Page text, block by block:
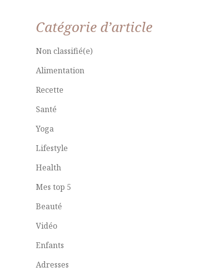
Catégorie d’article
Non classifié(e)
Alimentation
Recette
Santé
Yoga
Lifestyle
Health
Mes top 5
Beauté
Vidéo
Enfants
Adresses